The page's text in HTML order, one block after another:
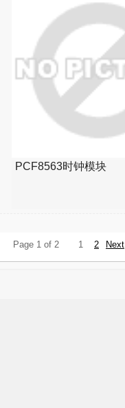
PCF8563时钟模块
Page 1 of 2 1 2 Next